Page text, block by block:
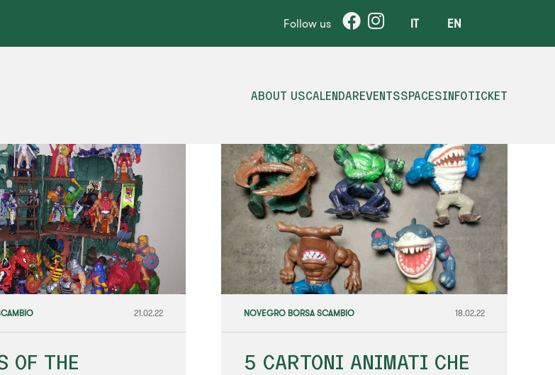
Follow us IT EN
ABOUT USCALENDAREVENTSSPACESINFOTICKET
21.02.22
OF THE
NOVEGRO BORSA SCAMBIO 18.02.22
5 CARTONI ANIMATI CHE